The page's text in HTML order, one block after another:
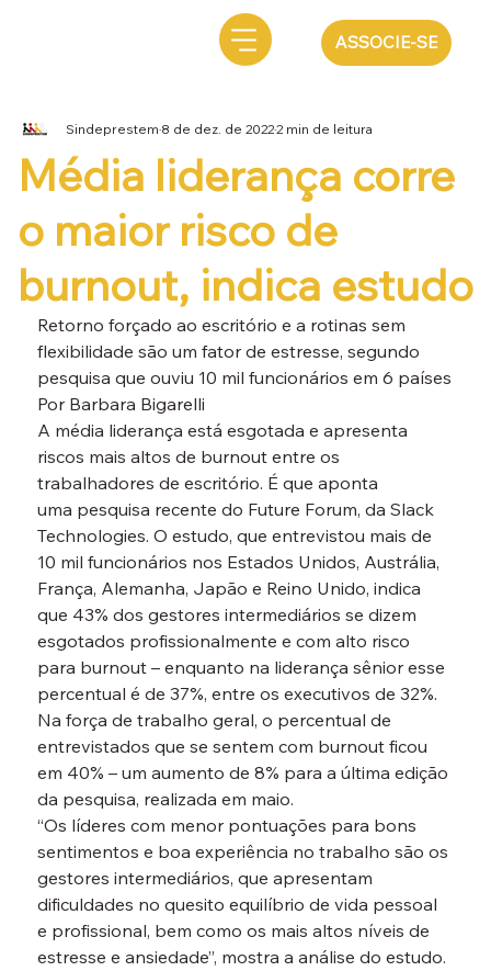
ASSOCIE-SE
Média liderança corre
o maior risco de
burnout, indica estudo
Sindeprestem8 de dez. de 20222 min de leitura
Retorno forçado ao escritório e a rotinas sem
flexibilidade são um fator de estresse, segundo
pesquisa que ouviu 10 mil funcionários em 6 países
Por Barbara Bigarelli
A média liderança está esgotada e apresenta
riscos mais altos de burnout entre os
trabalhadores de escritório. É que aponta
uma pesquisa recente do Future Forum, da Slack
Technologies. O estudo, que entrevistou mais de
10 mil funcionários nos Estados Unidos, Austrália,
França, Alemanha, Japão e Reino Unido, indica
que 43% dos gestores intermediários se dizem
esgotados profissionalmente e com alto risco
para burnout – enquanto na liderança sênior esse
percentual é de 37%, entre os executivos de 32%.
Na força de trabalho geral, o percentual de
entrevistados que se sentem com burnout ficou
em 40% – um aumento de 8% para a última edição
da pesquisa, realizada em maio.
“Os líderes com menor pontuações para bons
sentimentos e boa experiência no trabalho são os
gestores intermediários, que apresentam
dificuldades no quesito equilíbrio de vida pessoal
e profissional, bem como os mais altos níveis de
estresse e ansiedade”, mostra a análise do estudo.